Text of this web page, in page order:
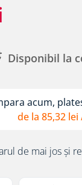
Disponibil la
acum,
de la 85,32 lei
de mai jos și